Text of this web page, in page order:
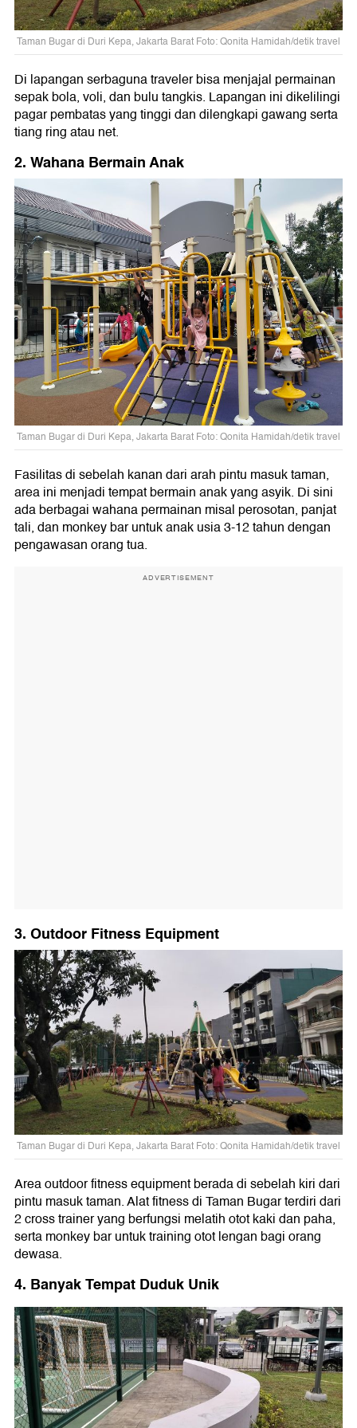
Taman Bugar di Duri Kepa, Jakarta Barat Foto: Qonita Hamidah/detik travel
Di lapangan serbaguna traveler bisa menjajal permainan
sepak bola, voli, dan bulu tangkis. Lapangan ini dikelilingi
pagar pembatas yang tinggi dan dilengkapi gawang serta
tiang ring atau net.
2. Wahana Bermain Anak
Taman Bugar di Duri Kepa, Jakarta Barat Foto: Qonita Hamidah/detik travel
Fasilitas di sebelah kanan dari arah pintu masuk taman,
area ini menjadi tempat bermain anak yang asyik. Di sini
ada berbagai wahana permainan misal perosotan, panjat
tali, dan monkey bar untuk anak usia 3-12 tahun dengan
pengawasan orang tua.
ADVERTISEMENT
3. Outdoor Fitness Equipment
Taman Bugar di Duri Kepa, Jakarta Barat Foto: Qonita Hamidah/detik travel
Area outdoor fitness equipment berada di sebelah kiri dari
pintu masuk taman. Alat fitness di Taman Bugar terdiri dari
2 cross trainer yang berfungsi melatih otot kaki dan paha,
serta monkey bar untuk training otot lengan bagi orang
dewasa.
4. Banyak Tempat Duduk Unik